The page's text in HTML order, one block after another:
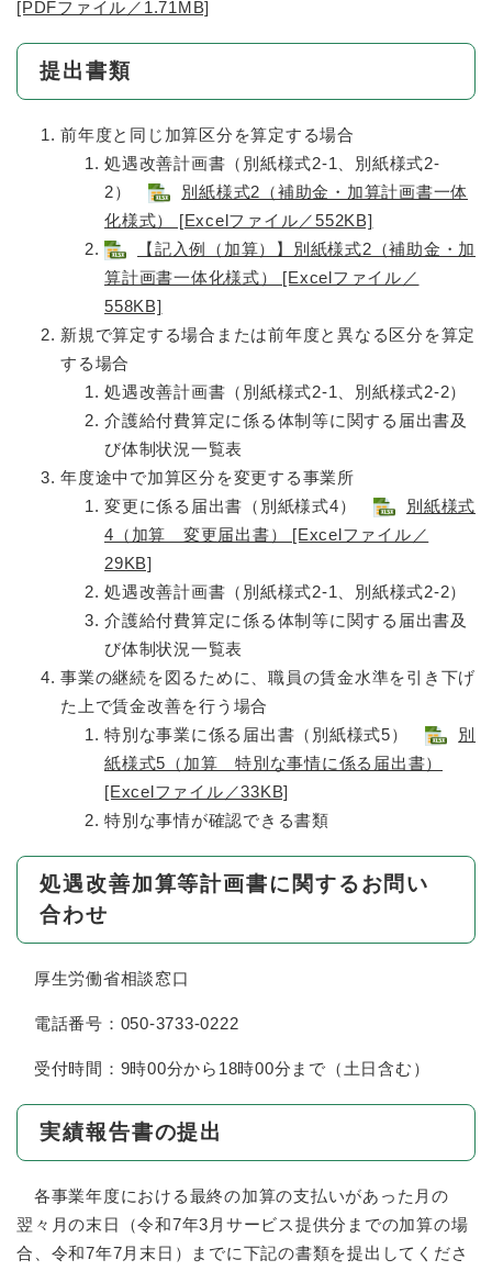
[PDFファイル／1.71MB]
提出書類
前年度と同じ加算区分を算定する場合
処遇改善計画書（別紙様式2-1、別紙様式2-
2）
別紙様式2（補助金・加算計画書一体
化様式） [Excelファイル／552KB]
【記入例（加算）】別紙様式2（補助金・加
算計画書一体化様式） [Excelファイル／
558KB]
新規で算定する場合または前年度と異なる区分を算定
する場合
処遇改善計画書（別紙様式2-1、別紙様式2-2）
介護給付費算定に係る体制等に関する届出書及
び体制状況一覧表
年度途中で加算区分を変更する事業所
変更に係る届出書（別紙様式4）
別紙様式
4（加算 変更届出書） [Excelファイル／
29KB]
処遇改善計画書（別紙様式2-1、別紙様式2-2）
介護給付費算定に係る体制等に関する届出書及
び体制状況一覧表
事業の継続を図るために、職員の賃金水準を引き下げ
た上で賃金改善を行う場合
特別な事業に係る届出書（別紙様式5）
別
紙様式5（加算 特別な事情に係る届出書）
[Excelファイル／33KB]
特別な事情が確認できる書類
処遇改善加算等計画書に関するお問い
合わせ
厚生労働省相談窓口
電話番号：050-3733-0222
受付時間：9時00分から18時00分まで（土日含む）
実績報告書の提出
各事業年度における最終の加算の支払いがあった月の
翌々月の末日（令和7年3月サービス提供分までの加算の場
合、令和7年7月末日）までに下記の書類を提出してくださ